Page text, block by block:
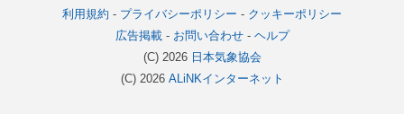
利用規約 - プライバシーポリシー - クッキーポリシー
広告掲載- お問い合わせ- ヘルプ
(C) 2026 日本気象協会
(C) 2026 ALiNKインターネット